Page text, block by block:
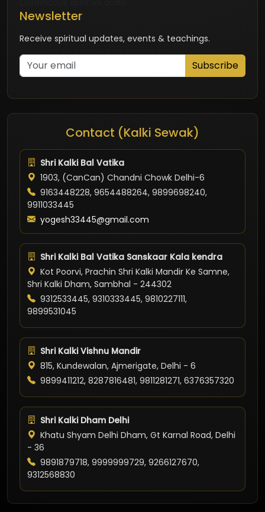
Newsletter
Receive spiritual updates, events & teachings.
Subscribe
Contact (Kalki Sewak)
Shri Kalki Bal Vatika
1903, (CanCan) Chandni Chowk Delhi-6
9163448228, 9654488264, 9899698240,
9911033445
yogesh33445@gmail.com
Shri Kalki Bal Vatika Sanskaar Kala kendra
Kot Poorvi, Prachin Shri Kalki Mandir Ke Samne,
Shri Kalki Dham, Sambhal - 244302
9312533445, 9310333445, 9810227111,
9899531045
Shri Kalki Vishnu Mandir
815, Kundewalan, Ajmerigate, Delhi - 6
9899411212, 8287816481, 9811281271, 6376357320
Shri Kalki Dham Delhi
Khatu Shyam Delhi Dham, Gt Karnal Road, Delhi
- 36
9891879718, 9999999729, 9266127670,
9312568830